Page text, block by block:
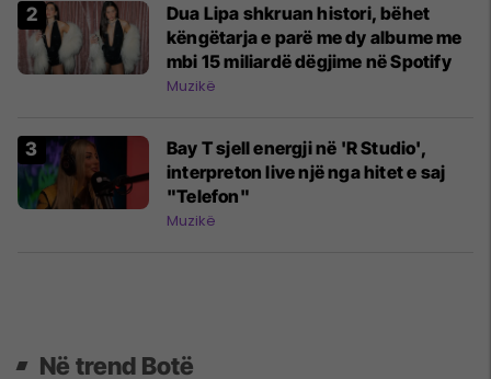
Dua Lipa shkruan histori, bëhet
këngëtarja e parë me dy albume me
mbi 15 miliardë dëgjime në Spotify
Muzikë
Bay T sjell energji në 'R Studio',
interpreton live një nga hitet e saj
"Telefon"
Muzikë
Në trend Botë